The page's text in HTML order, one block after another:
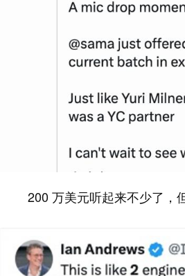
200 万美元听起来不少了，